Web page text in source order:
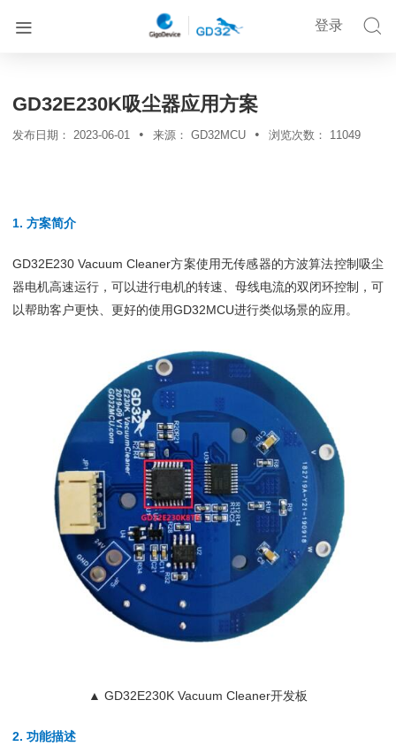
 
登录
首页
GD32E230K吸尘器应用方案
发布日期： 2023-06-01 • 来源： GD32MCU • 浏览次数： 11049
1. 方案简介
GD32E230 Vacuum Cleaner方案使用无传感器的方波算法控制吸尘
器电机高速运行，可以进行电机的转速、母线电流的双闭环控制，可
以帮助客户更快、更好的使用GD32MCU进行类似场景的应用。
▲ GD32E230K Vacuum Cleaner开发板
2. 功能描述